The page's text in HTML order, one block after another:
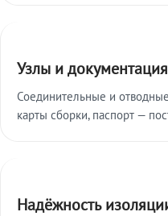
Узлы и документация
Соединительные и
карты сборки, паспорт —
Надёжность